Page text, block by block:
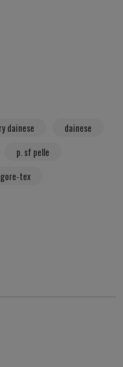
dainese
dainese
p. sf pelle
tex